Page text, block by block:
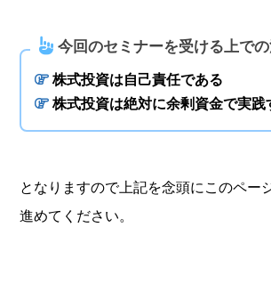
今回のセミナーを受ける上で
株式投資は自己責任である
株式投資は絶対に余剰資金で実践
となりますので上記を念頭にこのペー
進めてください。